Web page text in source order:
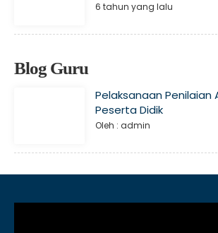
6 tahun yang lalu
Blog Guru
Pelaksanaan Penilaian
Peserta Didik
Oleh : admin